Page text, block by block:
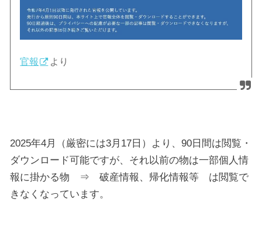
官報 より
2025年4月（厳密には3月17日）より、90日間は閲覧・
ダウンロード可能ですが、それ以前の物は一部個人情
報に掛かる物 ⇒ 破産情報、帰化情報等 は閲覧で
きなくなっています。